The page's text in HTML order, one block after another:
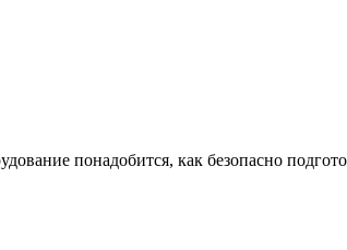
понадобится, как безопасно